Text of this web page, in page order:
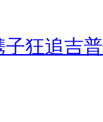
狂追吉